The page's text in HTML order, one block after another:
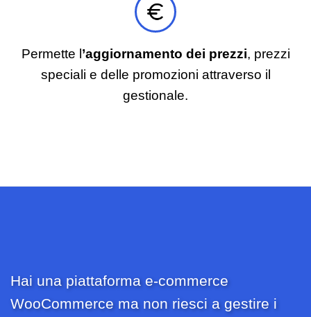
Permette l’aggiornamento dei prezzi, prezzi
speciali e delle promozioni attraverso il
gestionale.
Hai una piattaforma e-commerce
WooCommerce ma non riesci a gestire i